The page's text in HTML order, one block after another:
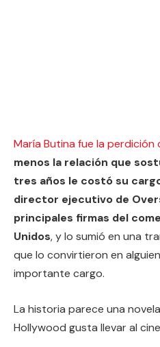
María Butina fue la perdición
menos la relación que
tres años le costó su
director ejecutivo de
principales firmas del
Unidos, y lo sumió en una
que lo convirtieron en
importante cargo.
La historia parece una
Hollywood gusta llevar al